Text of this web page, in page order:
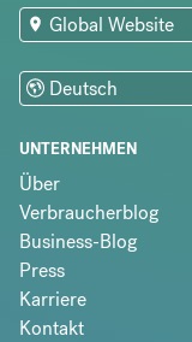
UNTERNEHMEN
Über
Verbraucherblog
Business-Blog
Press
Karriere
Kontakt